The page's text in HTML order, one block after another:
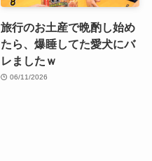
旅行のお土産で晩酌し始め
たら、爆睡してた愛犬にバ
レましたｗ
06/11/2026